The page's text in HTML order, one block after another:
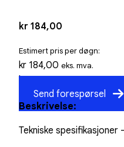
kr 184,00
Estimert pris per døgn:
kr 184,00 eks. mva.
kr230,00
Send forespørsel
Beskrivelse:
Tekniske spesifikasjoner